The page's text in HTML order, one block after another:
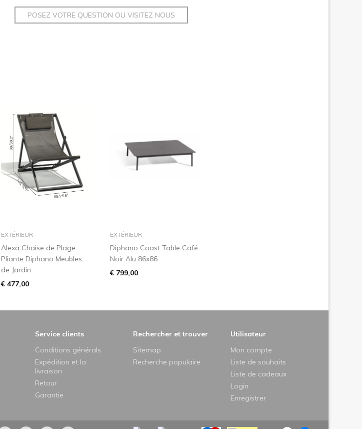
POSEZ VOTRE QUESTION OU VISITEZ NOUS
dans le panier
EXTÉRIEUR
Alexa Chaise de Plage
Pliante Diphano Meubles
de Jardin
€ 477,00
dans le panier
EXTÉRIEUR
Diphano Coast Table Café
Noir Alu 86x86
€ 799,00
Service clients
Conditions générals
Expédition et la
livraison
Retour
Garantie
Rechercher et trouver
Sitemap
Recherche populaire
Utilisateur
Mon compte
Liste de souhaits
Liste de cadeaux
Login
Enregistrer